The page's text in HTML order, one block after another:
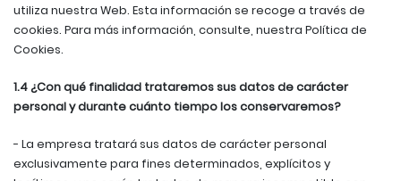
utiliza nuestra Web. Esta información se recoge a través de
cookies. Para más información, consulte, nuestra Política de
Cookies.
1.4 ¿Con qué finalidad trataremos sus datos de carácter
personal y durante cuánto tiempo los conservaremos?
- La empresa tratará sus datos de carácter personal
exclusivamente para fines determinados, explícitos y